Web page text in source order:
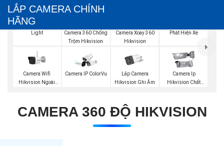
LẮP CAMERA CHÍNH
HÃNG
Lắp Camera Hybird
Light
Camera 360 Chống
Trộm Hikvision
Camera Xoay 360
Hikvision
Phát Hiện Xe
Camera Wifi
Hikvision Ngoài
Camera IP ColorVu
Lắp Camera
Hikvision Ghi Âm
Camera Ip
Hikvision Chất
CAMERA 360 ĐỘ HIKVISION